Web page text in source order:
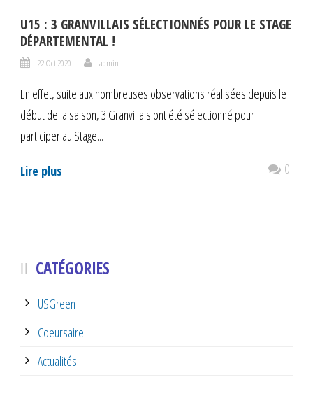
U15 : 3 GRANVILLAIS SÉLECTIONNÉS POUR LE STAGE
DÉPARTEMENTAL !
22 Oct 2020 admin
En effet, suite aux nombreuses observations réalisées depuis le
début de la saison, 3 Granvillais ont été sélectionné pour
participer au Stage...
Lire plus 0
CATÉGORIES
USGreen
Coeursaire
Actualités